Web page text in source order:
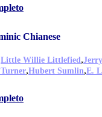
Chianese
Little Willie Littlefied,Jerry
,Hubert Sumlin,E.